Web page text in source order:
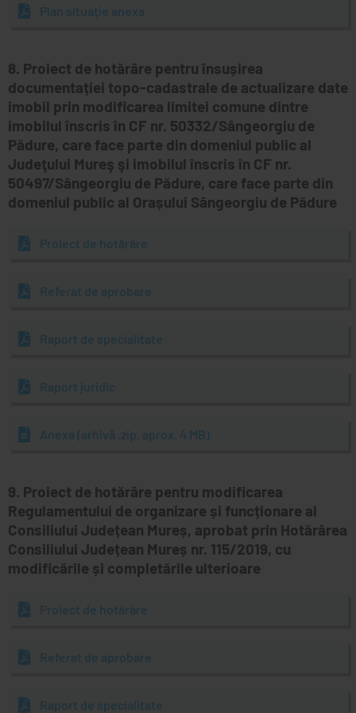
Plan situație anexa
8. Proiect de hotărâre pentru însușirea
documentației topo-cadastrale de actualizare date
imobil prin modificarea limitei comune dintre
imobilul înscris în CF nr. 50332/Sângeorgiu de
Pădure, care face parte din domeniul public al
Judeţului Mureş şi imobilul înscris în CF nr.
50497/Sângeorgiu de Pădure, care face parte din
domeniul public al Orașului Sângeorgiu de Pădure
Proiect de hotărâre
Referat de aprobare
Raport de specialitate
Raport juridic
Anexa (arhivă .zip, aprox. 4 MB)
9. Proiect de hotărâre pentru modificarea
Regulamentului de organizare și funcționare al
Consiliului Județean Mureș, aprobat prin Hotărârea
Consiliului Județean Mureș nr. 115/2019, cu
modificările și completările ulterioare
Proiect de hotărâre
Referat de aprobare
Raport de specialitate